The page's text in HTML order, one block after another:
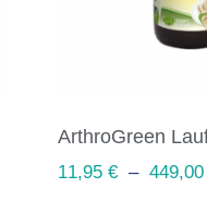
ArthroGreen
11,95 € – 449,00